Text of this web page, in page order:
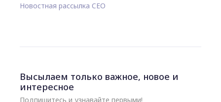
Новостная рассылка CEO
Высылаем только важное, новое и
интересное
Подпишитесь и узнавайте первыми!